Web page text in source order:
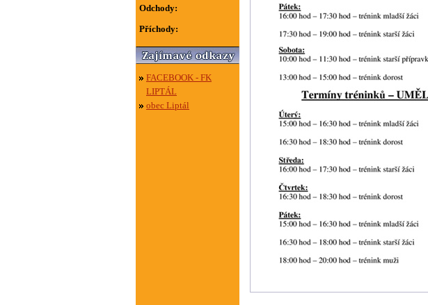
Odchody:
Příchody:
FACEBOOK - FK
LIPTÁL
obec Liptál